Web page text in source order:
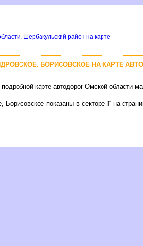
Шербакульский район на карте
БОРИСОВСКОЕ НА КАРТЕ
подробной карте автодорог Омской области
Борисовское показаны в секторе Гна